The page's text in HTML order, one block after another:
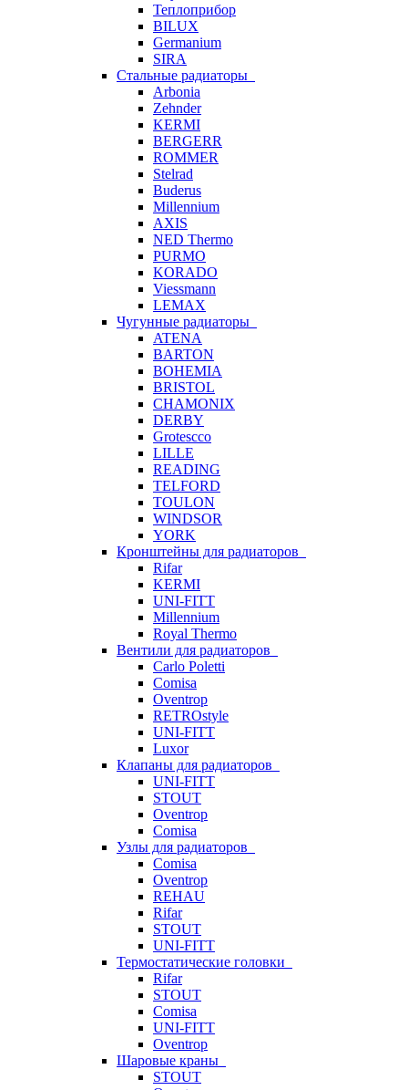
Теплоприбор
BILUX
Germanium
SIRA
Стальные радиаторы
Arbonia
Zehnder
KERMI
BERGERR
ROMMER
Stelrad
Buderus
Millennium
AXIS
NED Thermo
PURMO
KORADO
Viessmann
LEMAX
Чугунные радиаторы
ATENA
BARTON
BOHEMIA
BRISTOL
CHAMONIX
DERBY
Grotescco
LILLE
READING
TELFORD
TOULON
WINDSOR
YORK
Кронштейны для радиаторов
Rifar
KERMI
UNI-FITT
Millennium
Royal Thermo
Вентили для радиаторов
Carlo Poletti
Comisa
Oventrop
RETROstyle
UNI-FITT
Luxor
Клапаны для радиаторов
UNI-FITT
STOUT
Oventrop
Comisa
Узлы для радиаторов
Comisa
Oventrop
REHAU
Rifar
STOUT
UNI-FITT
Термостатические головки
Rifar
STOUT
Comisa
UNI-FITT
Oventrop
Шаровые краны
STOUT